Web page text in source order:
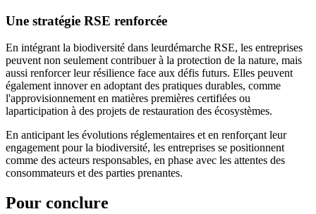
Une stratégie RSE renforcée
En intégrant la biodiversité dans leurdémarche RSE, les entreprises
peuvent non seulement contribuer à la protection de la nature, mais
aussi renforcer leur résilience face aux défis futurs. Elles peuvent
également innover en adoptant des pratiques durables, comme
l'approvisionnement en matières premières certifiées ou
laparticipation à des projets de restauration des écosystèmes.
En anticipant les évolutions réglementaires et en renforçant leur
engagement pour la biodiversité, les entreprises se positionnent
comme des acteurs responsables, en phase avec les attentes des
consommateurs et des parties prenantes.
Pour conclure